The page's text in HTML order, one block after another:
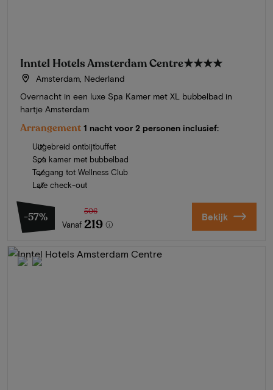
Inntel Hotels Amsterdam Centre★★★★
Amsterdam, Nederland
Overnacht in een luxe Spa Kamer met XL bubbelbad in
hartje Amsterdam
Arrangement 1 nacht voor 2 personen inclusief:
Uitgebreid ontbijtbuffet
Spa kamer met bubbelbad
Toegang tot Wellness Club
Late check-out
-57%
Vanaf
506
219 Bekijk